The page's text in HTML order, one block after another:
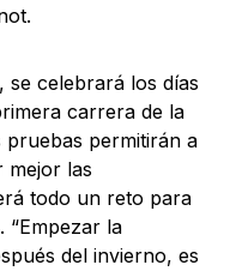
se celebrará los días
carrera de la
pruebas permitirán a
mejor las
todo un reto para
“Empezar la
del invierno, es